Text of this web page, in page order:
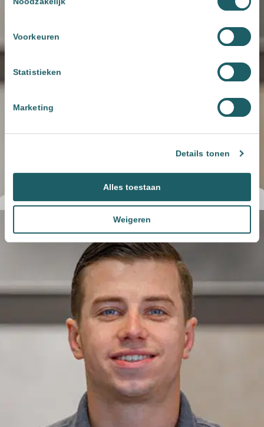
Voorkeuren
Statistieken
Marketing
Details tonen
Alles toestaan
Weigeren